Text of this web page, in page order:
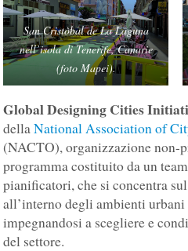
San Cristòbal de La Laguna
nell’isola di Tenerife, Canarie
(foto Mapei).
Global Designing Cities
dellaNational Association of
(NACTO), organizzazione non-
programma costituito da un
pianificatori, che si concentra
all’interno degli ambienti
impegnandosi a scegliere e
del settore.